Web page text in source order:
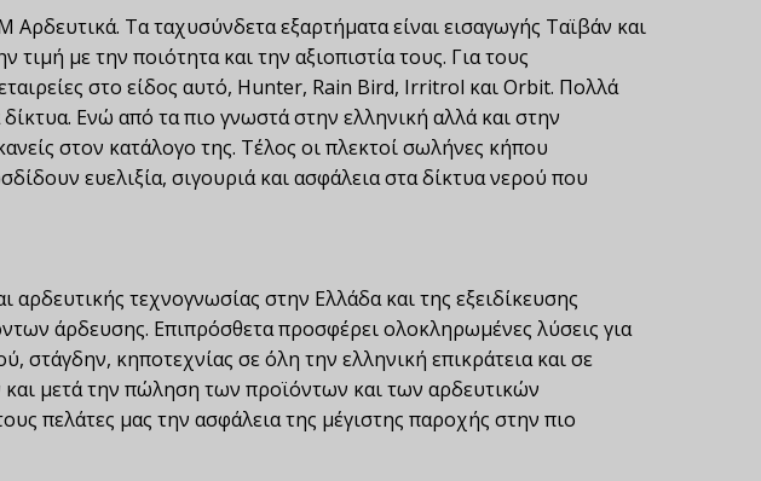
Τα ταχυσύνδετα εξαρτήματα είναι εισαγωγής Ταϊβάν και
με την ποιότητα και την αξιοπιστία τους. Για τους
στο είδος αυτό, Hunter, Rain Bird, Irritrol και Orbit. Πολλά
Ενώ από τα πιο γνωστά στην ελληνική αλλά και στην
στον κατάλογο της. Τέλος οι πλεκτοί σωλήνες κήπου
ευελιξία, σιγουριά και ασφάλεια στα δίκτυα νερού που
τεχνογνωσίας στην Ελλάδα και της εξειδίκευσης
άρδευσης. Επιπρόσθετα προσφέρει ολοκληρωμένες λύσεις για
στάγδην, κηποτεχνίας σε όλη την ελληνική επικράτεια και σε
μετά την πώληση των προϊόντων και των αρδευτικών
πελάτες μας την ασφάλεια της μέγιστης παροχής στην πιο